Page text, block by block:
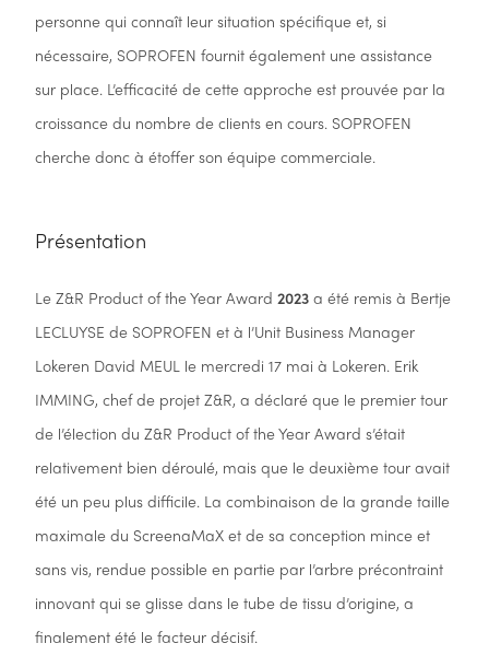
personne qui connaît leur situation spécifique et, si
nécessaire, SOPROFEN fournit également une assistance
sur place. L’efficacité de cette approche est prouvée par la
croissance du nombre de clients en cours. SOPROFEN
cherche donc à étoffer son équipe commerciale.
Présentation
Le Z&R Product of the Year Award 2023a été remis à Bertje
LECLUYSE de SOPROFEN et à l’Unit Business Manager
Lokeren David MEUL le mercredi 17 mai à Lokeren. Erik
IMMING, chef de projet Z&R, a déclaré que le premier tour
de l’élection du Z&R Product of the Year Award s’était
relativement bien déroulé, mais que le deuxième tour avait
été un peu plus difficile. La combinaison de la grande taille
maximale du ScreenaMaX et de sa conception mince et
sans vis, rendue possible en partie par l’arbre précontraint
innovant qui se glisse dans le tube de tissu d’origine, a
finalement été le facteur décisif.